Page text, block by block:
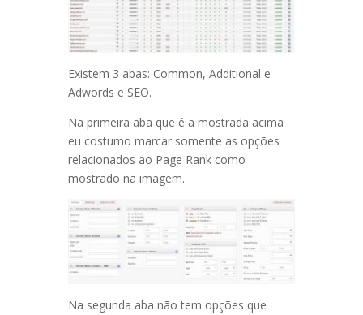
Existem 3 abas: Common, Additional e
Adwords e SEO.
Na primeira aba que é a mostrada acima
eu costumo marcar somente as opções
relacionados ao Page Rank como
mostrado na imagem.
Na segunda aba não tem opções que